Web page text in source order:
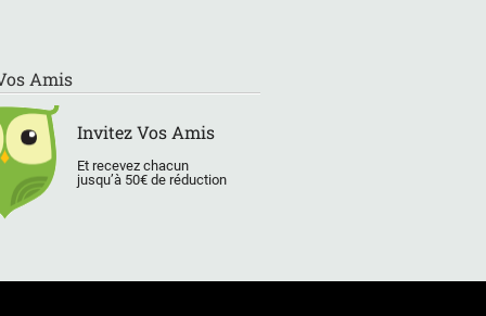
Amis
Invitez Vos Amis
Et recevez chacun
jusqu’à 50€ de réduction